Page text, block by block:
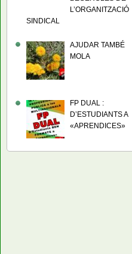
L’ORGANITZACIÓ
SINDICAL
AJUDAR TAMBÉ
MOLA
FP DUAL :
D’ESTUDIANTS A
«APRENDICES»